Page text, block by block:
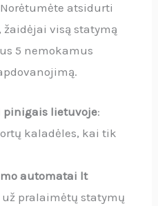
atsidurti
žaidėjai visą statymą
5 nemokamus
pinigais lietuvoje:
kaladėles, kai tik
automatai lt
už pralaimėtų statymų